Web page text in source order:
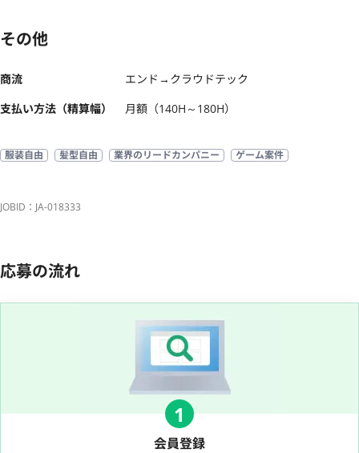
その他
商流
エンド→クラウドテック
支払い方法（精算幅）
月額（140H～180H）
服装自由 髪型自由 業界のリードカンパニー ゲーム案件
JOBID：JA-018333
応募の流れ
1
会員登録